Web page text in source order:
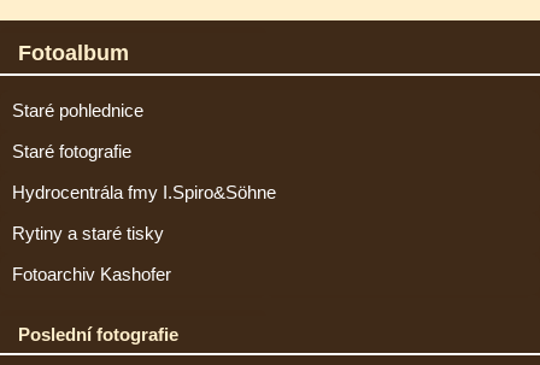
Fotoalbum
Staré pohlednice
Staré fotografie
Hydrocentrála fmy I.Spiro&Söhne
Rytiny a staré tisky
Fotoarchiv Kashofer
Poslední fotografie